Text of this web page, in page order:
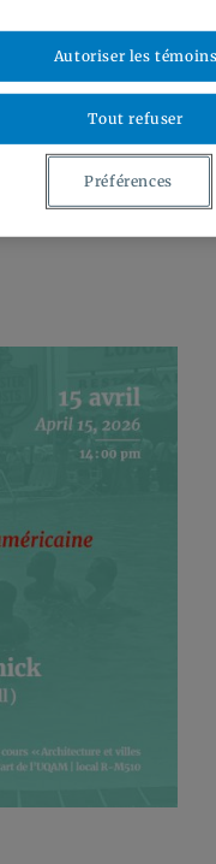
2026
Tout refuser
Autoriser les
Préférences